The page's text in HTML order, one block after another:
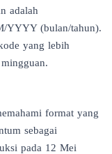
adalah
YYYY (bulan/tahun).
yang lebih
format yang
sebagai
pada 12 Mei